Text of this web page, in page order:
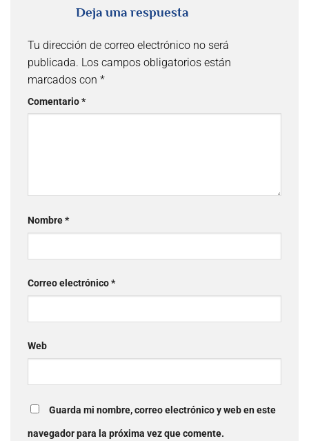
Deja una respuesta
Tu dirección de correo electrónico no será
publicada. Los campos obligatorios están
marcados con *
Comentario*
Nombre*
Correo electrónico*
Web
Guarda mi nombre, correo electrónico y web en este
navegador para la próxima vez que comente.